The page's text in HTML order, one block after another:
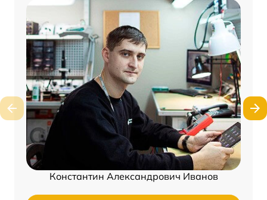
Константин Александрович Иванов